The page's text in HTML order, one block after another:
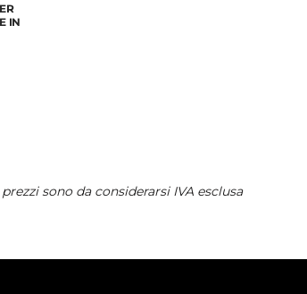
IN
prezzi sono da considerarsi IVA esclusa